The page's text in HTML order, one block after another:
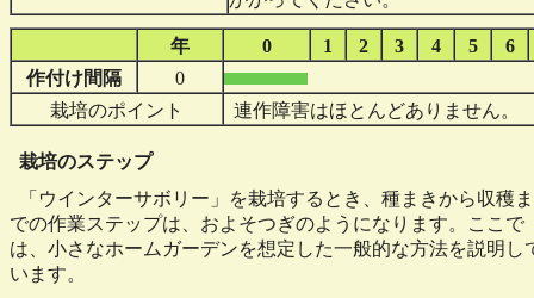
年 0 1 2 3 4 5
6
作付け間隔
0
栽培のポイント
連作障害はほとんどありません。
栽培のステップ
「ウインターサボリー」を栽培するとき、種まきから収穫ま
での作業ステップは、およそつぎのようになります。ここで
は、小さなホームガーデンを想定した一般的な方法を説明し
います。